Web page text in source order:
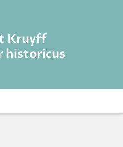
Kruyff
historicus